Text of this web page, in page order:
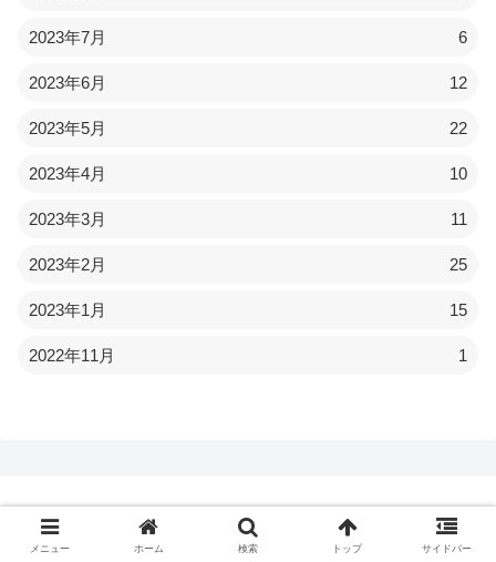
2023年7月 6
2023年6月 12
2023年5月 22
2023年4月 10
2023年3月 11
2023年2月 25
2023年1月 15
2022年11月 1
メニュー ホーム 検索 トップ サイドバー